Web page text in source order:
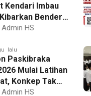
Kendari Imbau
Bendera
dan Gelar
Admin HS
lalu
Paskibraka
Mulai Latihan
Konkep Tak
Admin HS